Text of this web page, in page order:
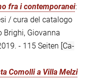
fra i contemporanei:
/ cura del catalogo
Brighi, Giovanna
- 115 Seiten [Ca-
Comolli a Villa Melzi